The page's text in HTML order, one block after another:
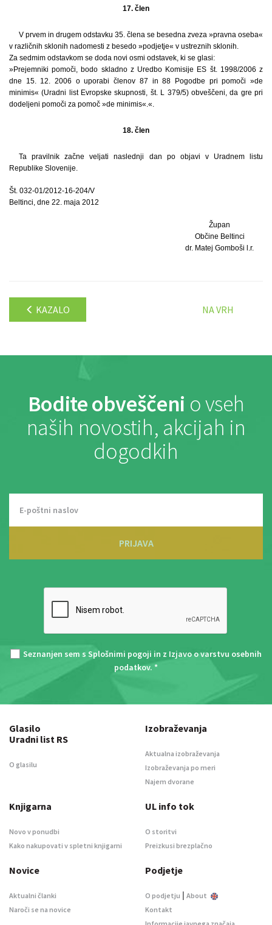
17. člen
V prvem in drugem odstavku 35. člena se besedna zveza »pravna oseba«
v različnih sklonih nadomesti z besedo »podjetje« v ustreznih sklonih.
Za sedmim odstavkom se doda novi osmi odstavek, ki se glasi:
»Prejemniki pomoči, bodo skladno z Uredbo Komisije ES št. 1998/2006 z
dne 15. 12. 2006 o uporabi členov 87 in 88 Pogodbe pri pomoči »de
minimis« (Uradni list Evropske skupnosti, št. L 379/5) obveščeni, da gre pri
dodeljeni pomoči za pomoč »de minimis«.«.
18. člen
Ta pravilnik začne veljati naslednji dan po objavi v Uradnem listu
Republike Slovenije.
Št. 032-01/2012-16-204/V
Beltinci, dne 22. maja 2012
Župan
Občine Beltinci
dr. Matej Gomboši l.r.
KAZALO NA VRH
Bodite obveščeni o vseh
naših novostih, akcijah in
dogodkih
PRIJAVA
Seznanjen sem s Splošnimi pogoji in z Izjavo o varstvu osebnih
podatkov. *
Glasilo
Uradni list RS
O glasilu
Izobraževanja
Aktualna izobraževanja
Izobraževanja po meri
Najem dvorane
Knjigarna
Novo v ponudbi
Kako nakupovati v spletni knjigarni
UL info tok
O storitvi
Preizkusi brezplačno
Novice
Aktualni članki
Naroči se na novice
Podjetje
O podjetju | About
Kontakt